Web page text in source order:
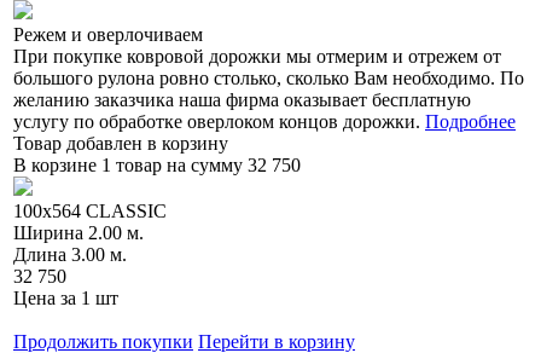
Режем и оверлочиваем
При покупке ковровой дорожки мы отмерим и отрежем от
большого рулона ровно столько, сколько Вам необходимо. По
желанию заказчика наша фирма оказывает бесплатную
услугу по обработке оверлоком концов дорожки. Подробнее
Товар добавлен в корзину
В корзине 1 товар на сумму 32 750
100x564 CLASSIC
Ширина 2.00 м.
Длина 3.00 м.
32 750
Цена за 1 шт
Продолжить покупки Перейти в корзину